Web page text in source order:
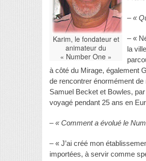
Karim, le fondateur et
animateur du
« Number One »
– «
– «
la
à côté du Mirage, également
de rencontrer énormément
Samuel Becket et Bowles,
voyagé pendant 25 ans en
– « Comment a évolué le
– « J’ai créé mon
importées, à servir comme